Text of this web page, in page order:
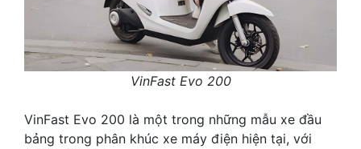
VinFast Evo 200
VinFast Evo 200 là một trong những mẫu xe đầu
bảng trong phân khúc xe máy điện hiện tại, với